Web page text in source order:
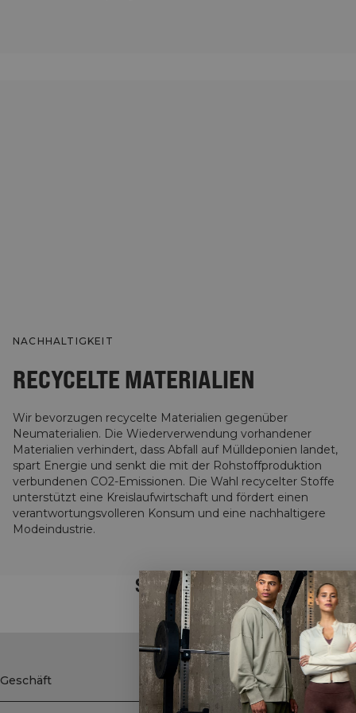
NACHHALTIGKEIT
RECYCELTE MATERIALIEN
Wir bevorzugen recycelte Materialien gegenüber
Neumaterialien. Die Wiederverwendung vorhandener
Materialien verhindert, dass Abfall auf Mülldeponien landet,
spart Energie und senkt die mit der Rohstoffproduktion
verbundenen CO2-Emissionen. Die Wahl recycelter Stoffe
unterstützt eine Kreislaufwirtschaft und fördert einen
verantwortungsvolleren Konsum und eine nachhaltigere
Modeindustrie.
STYLE WITH
Geschäft